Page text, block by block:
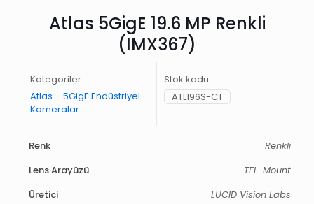
Atlas 5GigE 19.6 MP Renkli
(IMX367)
Kategoriler:
Atlas – 5GigE Endüstriyel
Kameralar
Stok kodu:
ATL196S-CT
Renk
Renkli
Lens Arayüzü
TFL-Mount
Üretici
LUCID Vision Labs